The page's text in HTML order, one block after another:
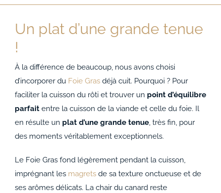
Un plat d’une grande tenue
!
À la différence de beaucoup, nous avons choisi
d’incorporer du Foie Grasdéjà cuit. Pourquoi ? Pour
faciliter la cuisson du rôti et trouver un point d’équilibre
parfaitentre la cuisson de la viande et celle du foie. Il
en résulte un plat d’une grande tenue, très fin, pour
des moments véritablement exceptionnels.
Le Foie Gras fond légèrement pendant la cuisson,
imprégnant les magretsde sa texture onctueuse et de
ses arômes délicats. La chair du canard reste